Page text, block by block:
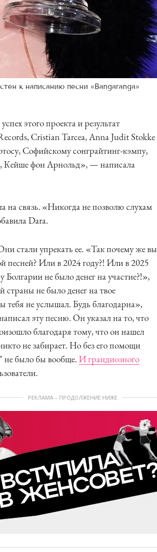
к написанию песни «Bangaranga»
этого проекта и результат
Cristian Tarcea, Anna Judit Stokke
Софийскому сонграйтинг-кэмпу,
Кейше фон Арнольд», — написала
на связь. «Никогда не позволю слухам
Dara.
стали упрекать ее. «Так почему же вы
песней? Или в 2024 году?! Или в 2025
не было денег на участие?!»,
страны не было денег на твое
не услышал. Будь благодарна»,
эту песню. Он указал на то, что
благодаря тому, что он нашел
не забирает. Но без его помощи
не было бы вообще. И грандиозного
РЕКЛАМА – ПРОДОЛЖЕНИЕ НИЖЕ